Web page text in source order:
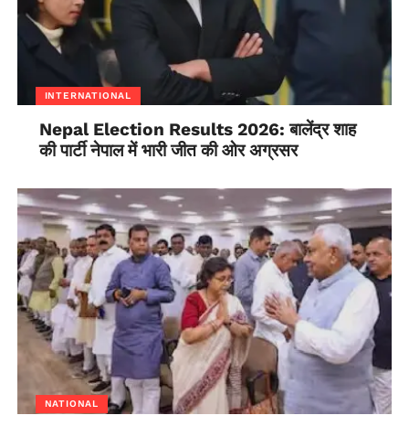
INTERNATIONAL
Nepal Election Results 2026: बालेंद्र शाह
की पार्टी नेपाल में भारी जीत की ओर अग्रसर
NATIONAL